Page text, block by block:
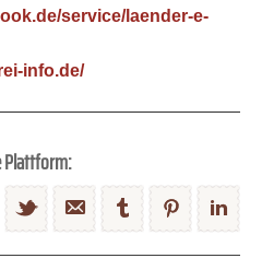
service/laender-e-
info.de/
Plattform: